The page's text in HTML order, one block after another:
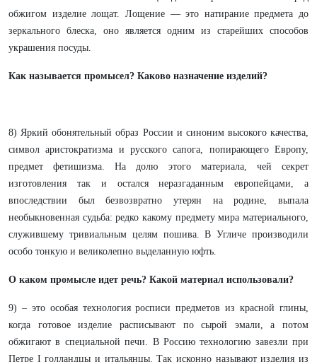
обжигом изделие лощат. Лощение — это натирание предмета до
зеркального блеска, оно является одним из старейших способов
украшения посуды.
Как называется промысел? Каково назначение изделий?
8) Яркий обонятельный образ России и синоним высокого качества,
символ аристократизма и русского сапога, попирающего Европу,
предмет фетишизма. На долю этого материала, чей секрет
изготовления так и остался неразгаданным европейцами, а
впоследствии был безвозвратно утерян на родине, выпала
необыкновенная судьба: редко какому предмету мира материального,
служившему тривиальным целям пошива. В Угличе производили
особо тонкую и великолепно выделанную юфть.
О каком промысле идет речь? Какой материал использовали?
9) – это особая технология росписи предметов из красной глины,
когда готовое изделие расписывают по сырой эмали, а потом
обжигают в специальной печи. В Россию технологию завезли при
Петре I голландцы и итальянцы. Так исконно называют изделия из